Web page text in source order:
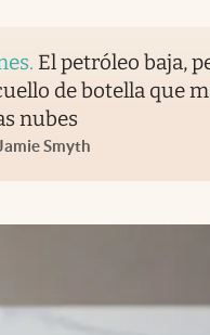
. El petróleo baja,
de botella que
nubes
Smyth